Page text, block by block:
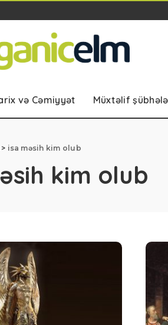
və Cəmiyyət Müxtəlif
isa məsih kim olub
kim olub